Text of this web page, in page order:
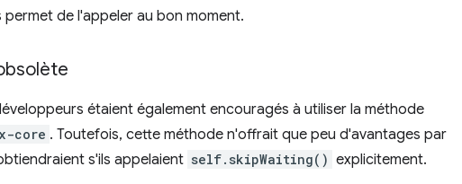
permet de l'appeler au bon moment.
étaient également encouragés à utiliser la méthode
core . Toutefois, cette méthode n'offrait que peu d'avantages par
s'ils appelaient self.skipWaiting() explicitement.